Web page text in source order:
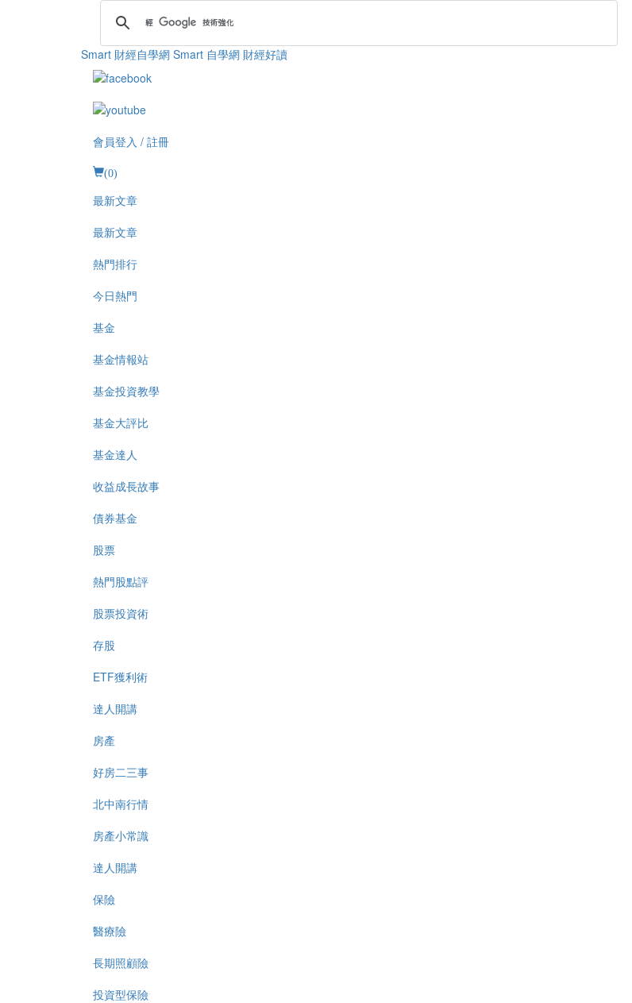
Smart 財經自學網 Smart 自學網 財經好讀
會員登入 / 註冊
(0)
最新文章
最新文章
熱門排行
今日熱門
基金
基金情報站
基金投資教學
基金大評比
基金達人
收益成長故事
債券基金
股票
熱門股點評
股票投資術
存股
ETF獲利術
達人開講
房產
好房二三事
北中南行情
房產小常識
達人開講
保險
醫療險
長期照顧險
投資型保險